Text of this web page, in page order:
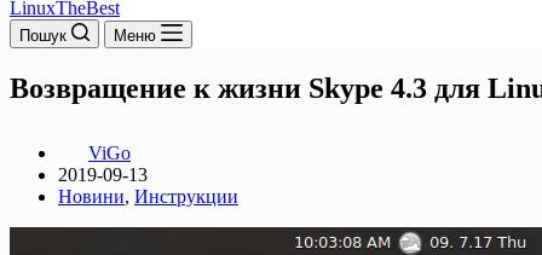
LinuxTheBest
Пошук Меню
Возвращение к жизни Skype 4.3 для
ViGo
2019-09-13
Новини, Инструкции